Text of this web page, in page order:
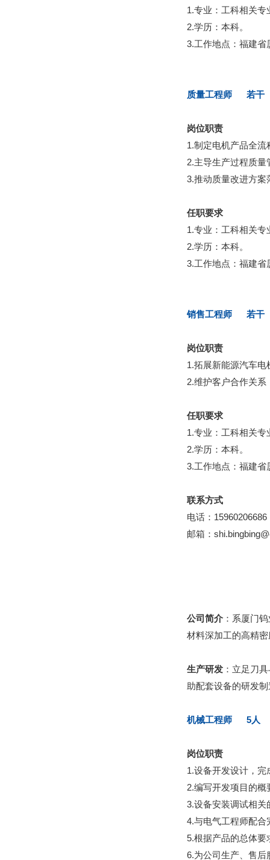
1.专业：工科相关专
2.学历：本科。
3.工作地点：福建省
质量工程师 若干
岗位职责
1.制定电机产品全
2.主导生产过程质
3.推动质量改进方
任职要求
1.专业：工科相关专
2.学历：本科。
3.工作地点：福建省
销售工程师 若干
岗位职责
1.拓展新能源汽车
2.维护客户合作关
任职要求
1.专业：工科相关专
2.学历：本科。
3.工作地点：福建省
联系方式
电话：15960206686
邮箱：
公司简介 ：系厦门
材料深加工的高精
生产研发 ：立足刀
助配套设备的研发
机械工程师 5人
岗位职责
1.设备开发设计，
2.编写开发项目的
3.设备安装调试相关
4.与电气工程师配合
5.根据产品的总体
6.为公司生产、售